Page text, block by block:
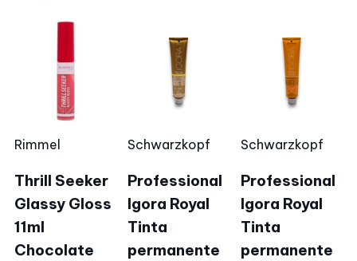
Rimmel
Thrill Seeker
Glassy Gloss
11ml
Chocolate
Schwarzkopf
Professional
Igora Royal
Tinta
permanente
Schwarzkopf
Professional
Igora Royal
Tinta
permanente